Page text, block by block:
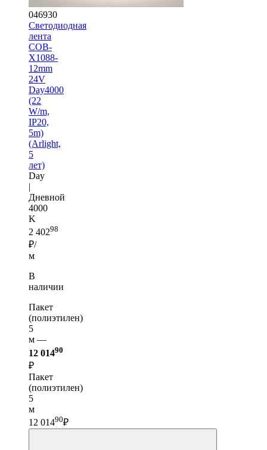
046930
Светодиодная
лента
COB-
X1088-
12mm
24V
Day4000
(22
W/m,
IP20,
5m)
(Arlight,
5
лет)
Day
|
Дневной
4000
K
2 40298
₽/
м
В
наличии
Пакет
(полиэтилен)
5
м —
12 01490
₽
Пакет
(полиэтилен)
5
м
12 01490₽